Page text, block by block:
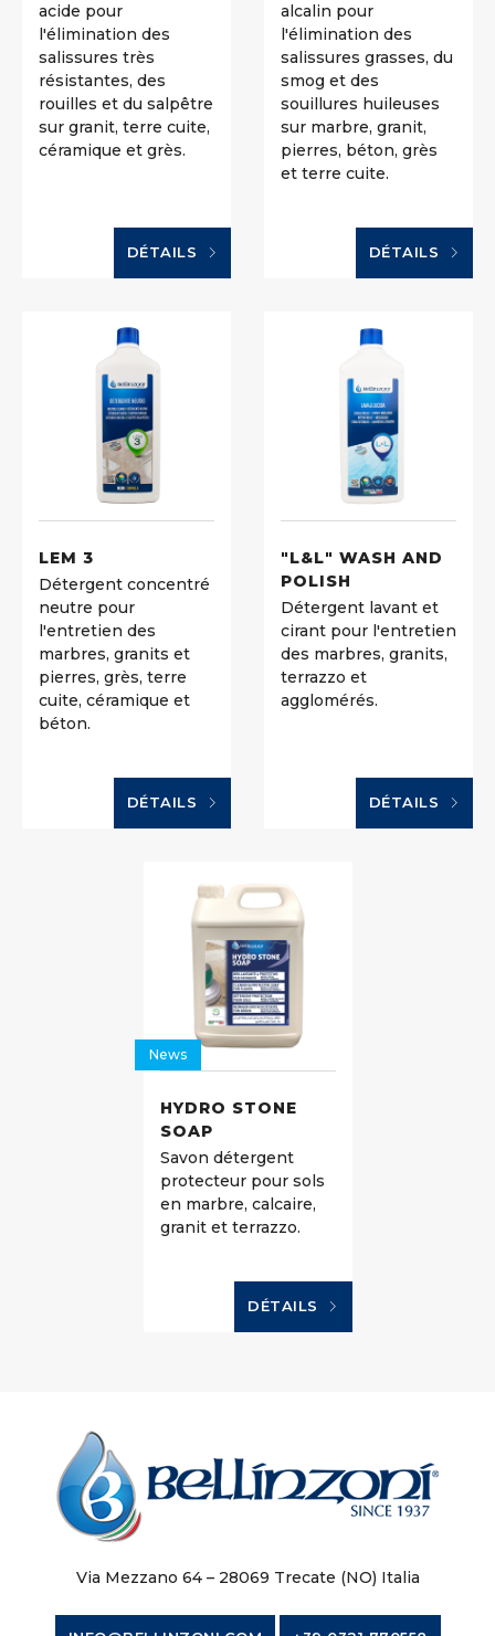
acide pour
l'élimination des
salissures très
résistantes, des
rouilles et du salpêtre
sur granit, terre cuite,
céramique et grès.
DÉTAILS
alcalin pour
l'élimination des
salissures grasses, du
smog et des
souillures huileuses
sur marbre, granit,
pierres, béton, grès
et terre cuite.
DÉTAILS
LEM 3
Détergent concentré
neutre pour
l'entretien des
marbres, granits et
pierres, grès, terre
cuite, céramique et
béton.
DÉTAILS
"L&L" WASH AND
POLISH
Détergent lavant et
cirant pour l'entretien
des marbres, granits,
terrazzo et
agglomérés.
DÉTAILS
News
HYDRO STONE
SOAP
Savon détergent
protecteur pour sols
en marbre, calcaire,
granit et terrazzo.
DÉTAILS
Via Mezzano 64 – 28069 Trecate (NO) Italia